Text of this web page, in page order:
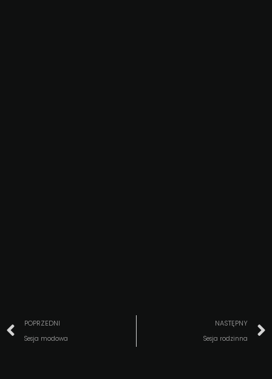
POPRZEDNI
Sesja modowa
NASTĘPNY
Sesja rodzinna